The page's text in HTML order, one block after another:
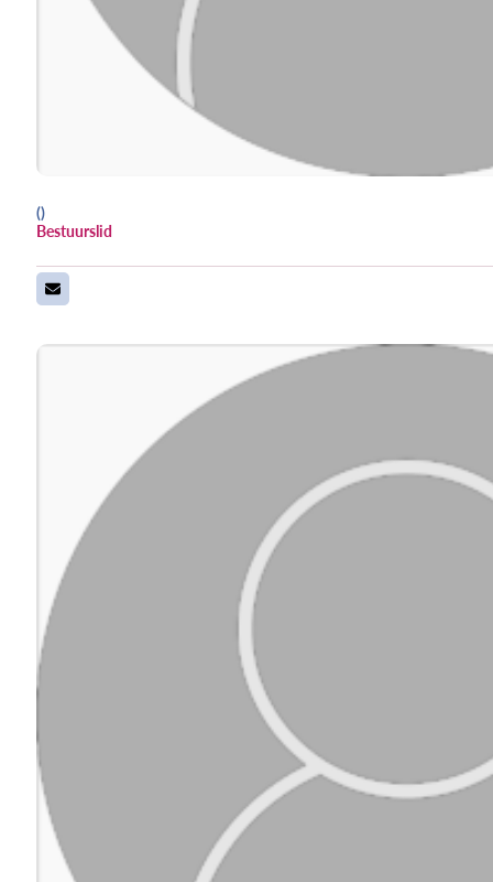
()
Bestuurslid